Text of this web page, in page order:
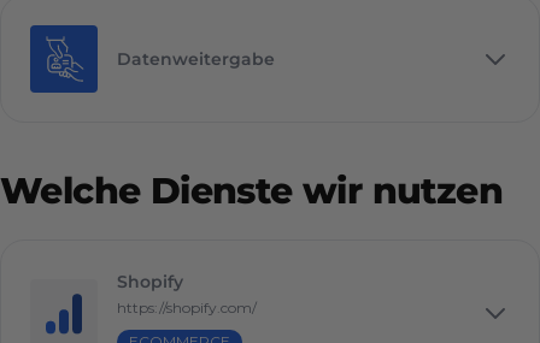
Datenweitergabe
Welche Dienste wir nutzen
Shopify
https://shopify.com/